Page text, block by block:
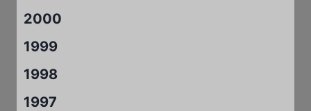
2000
1999
1998
1997